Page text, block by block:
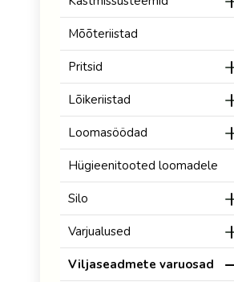
Mõõteriistad
Pritsid
Lõikeriistad
Loomasöödad
Hügieenitooted loomadele
Silo
Varjualused
Viljaseadmete varuosad